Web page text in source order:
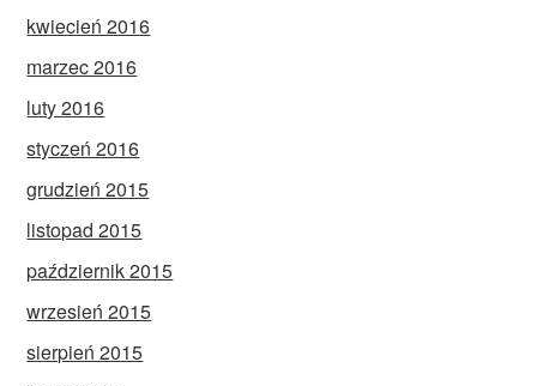
kwiecień 2016
marzec 2016
luty 2016
styczeń 2016
grudzień 2015
listopad 2015
październik 2015
wrzesień 2015
sierpień 2015